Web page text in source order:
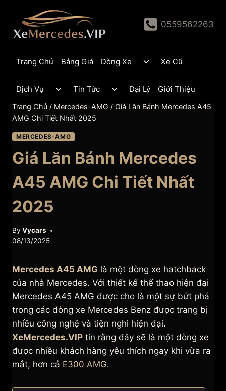
content
0559562263
Trang Chủ Bảng Giá Dòng Xe
ToggleXe Cũ
Dịch Vụ
Toggle
menu
Tin Tức
Toggle
menu
Đại Lý Giới Thiệu
Trang Chủ / Mercedes-AMG / Giá Lăn Bánh Mercedes A45
AMG Chi Tiết Nhất 2025
MERCEDES-AMG
Giá Lăn Bánh Mercedes
A45 AMG Chi Tiết Nhất
2025
By Vycars
08/13/2025
Mercedes A45 AMG là một dòng xe hatchback
của nhà Mercedes. Với thiết kế thể thao hiện đại
Mercedes A45 AMG được cho là một sự bứt phá
trong các dòng xe Mercedes Benz được trang bị
nhiều công nghệ và tiện nghi hiện đại.
XeMercedes.VIP tin rằng đây sẽ là một dòng xe
được nhiều khách hàng yêu thích ngay khi vừa ra
mắt, hơn cả E300 AMG.